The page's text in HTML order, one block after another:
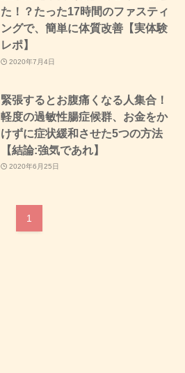
た！？たった17時間のファスティ
ングで、簡単に体質改善【実体験
レポ】
2020年7月4日
緊張するとお腹痛くなる人集合！
軽度の過敏性腸症候群、お金をか
けずに症状緩和させた5つの方法
【結論:強気であれ】
2020年6月25日
1